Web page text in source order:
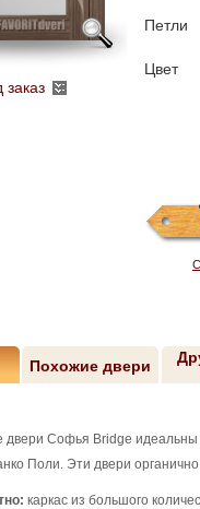
заказ
Петли
Цвет
Похожие двери
Софья Bridge идеальны
Поли. Эти двери
каркас из большого